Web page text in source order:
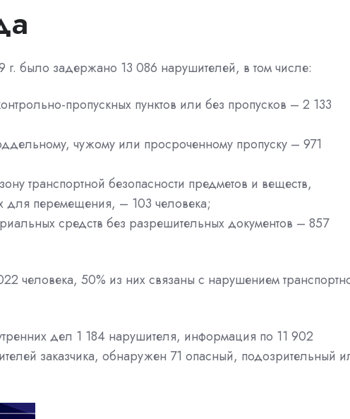
было задержано 13 086 нарушителей, в том числе:
пропускных пунктов или без пропусков – 2 133
чужому или просроченному пропуску – 971
транспортной безопасности предметов и веществ,
для перемещения, – 103 человека;
средств без разрешительных документов – 857
человека, 50% из них связаны с нарушением
дел 1 184 нарушителя, информация по 11 902
заказчика, обнаружен 71 опасный, подозрительный